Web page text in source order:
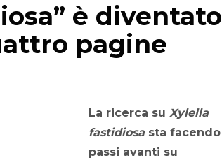
è diventato
pagine
La ricerca su Xylella
fastidiosa sta facendo
passi avanti su